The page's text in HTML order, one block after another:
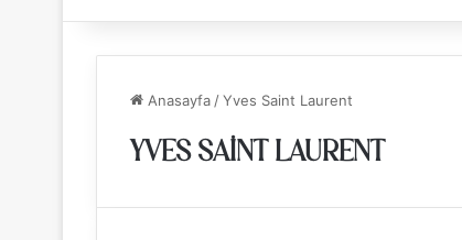
Anasayfa /Yves Saint Laurent
YVES SAINT LAURENT